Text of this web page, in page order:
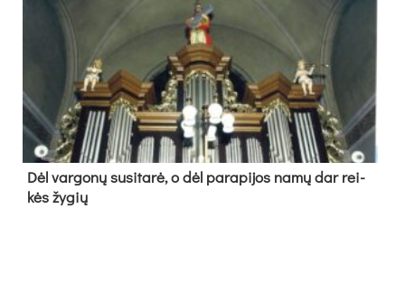
Dėl var­go­nų su­si­ta­rė, o dėl pa­ra­pi­jos na­mų dar rei­
kės žy­gių